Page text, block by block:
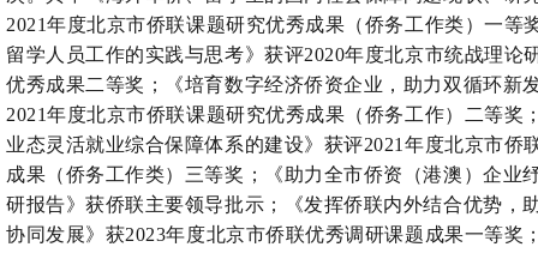
2021年度北京市侨联课题研究优秀成果（侨务工作类）一等
留学人员工作的实践与思考》获评2020年度北京市统战理论
优秀成果二等奖；《培育数字经济侨资企业，助力双循环新
2021年度北京市侨联课题研究优秀成果（侨务工作）二等奖
业态灵活就业综合保障体系的建设》获评2021年度北京市侨
成果（侨务工作类）三等奖；《助力全市侨资（港澳）企业
研报告》获侨联主要领导批示；《发挥侨联内外结合优势，
协同发展》获2023年度北京市侨联优秀调研课题成果一等奖